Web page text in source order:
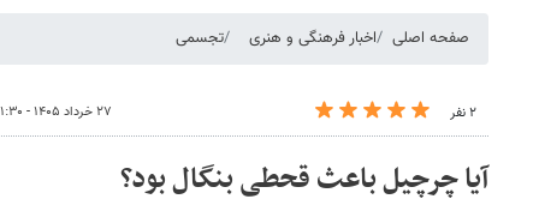
صفحه اصلی اخبار فرهنگی و هنری تجسمی
۲ نفر ۲۷ خرداد ۱۴۰۵ - ۱۱:۳۰
آیا چرچیل باعث قحطی بنگال بود؟